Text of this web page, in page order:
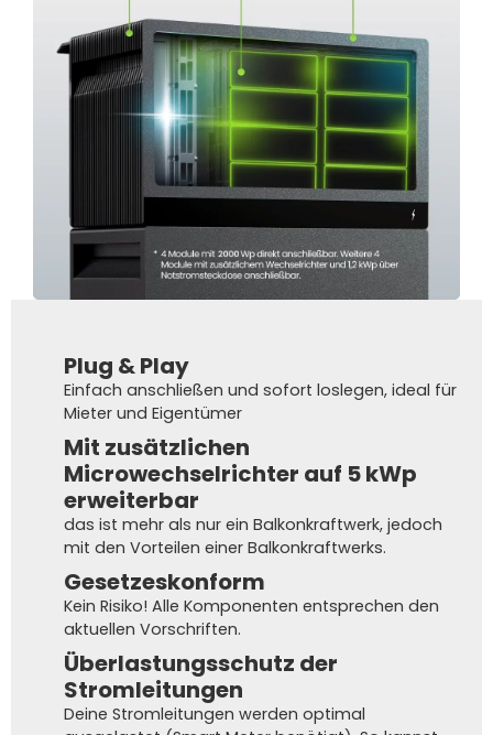
Plug & Play
Einfach anschließen und sofort loslegen, ideal für
Mieter und Eigentümer
Mit zusätzlichen
Microwechselrichter auf 5 kWp
erweiterbar
das ist mehr als nur ein Balkonkraftwerk, jedoch
mit den Vorteilen einer Balkonkraftwerks.
Gesetzeskonform
Kein Risiko! Alle Komponenten entsprechen den
aktuellen Vorschriften.
Überlastungsschutz der
Stromleitungen
Deine Stromleitungen werden optimal